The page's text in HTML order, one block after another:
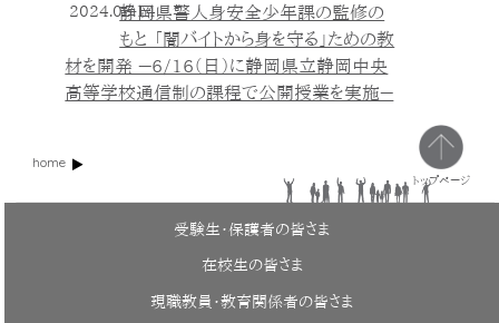
2024.06.14静岡県警人身安全少年課の監修の
もと 「闇バイトから身を守る」ための教
材を開発 －6/16（日）に静岡県立静岡中央
高等学校通信制の課程で公開授業を実施－
home
トップページ
受験生・保護者の皆さま
在校生の皆さま
現職教員・教育関係者の皆さま